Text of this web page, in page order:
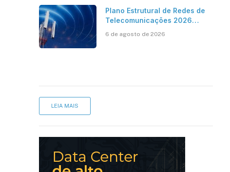
Plano Estrutural de Redes de
Telecomunicações 2026
móvel, mas mantém desafio
6 de agosto de 2026
LEIA MAIS